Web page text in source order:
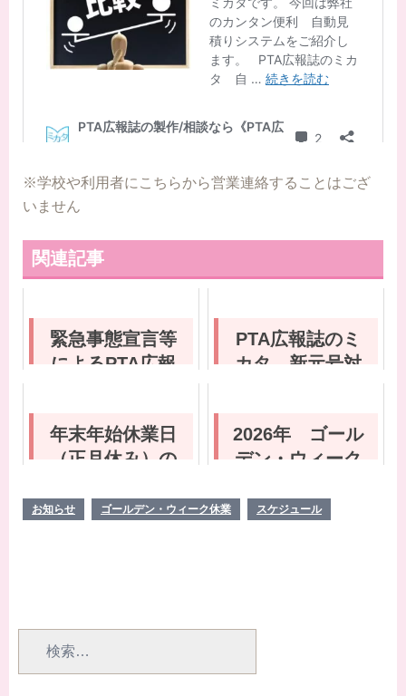
※学校や利用者にこちらから営業連絡することはござ
いません
関連記事
緊急事態宣言等
によるPTA広報
PTA広報誌のミ
カタ 新元号対
年末年始休業日
（正月休み）の
2026年 ゴール
デン・ウィーク
せ
お知らせ ゴールデン・ウィーク休業 スケジュール